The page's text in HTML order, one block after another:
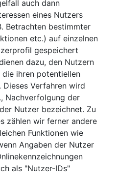
auch dann
eines Nutzers
Betrachten bestimmter
etc.) auf einzelnen
gespeichert
dazu, den Nutzern
die ihren potentiellen
Dieses Verfahren wird
Nachverfolgung der
Nutzer bezeichnet. Zu
zählen wir ferner andere
Funktionen wie
Angaben der Nutzer
als "Nutzer-IDs"